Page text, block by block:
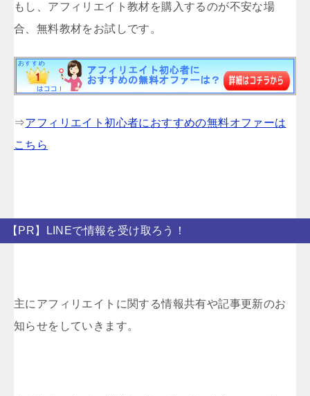
もし、アフィリエイト教材を購入するのが不安な場
合、無料教材をお試しです。
⇒アフィリエイト初心者におすすめの無料オファーは
こちら
【PR】LINEで情報を受け取ろう！
主にアフィリエイトに関する情報共有や記事更新のお
知らせをしていきます。